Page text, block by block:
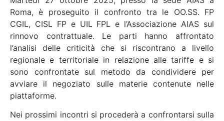
Roma, è proseguito il confronto tra le OO.SS. FP
CGIL, CISL FP e UIL FPL e l’Associazione AIAS sul
rinnovo contrattuale. Le parti hanno affrontato
l’analisi delle criticità che si riscontrano a livello
regionale e territoriale in relazione alle tariffe e si
sono confrontate sul metodo da condividere per
avviare il negoziato sulle materie contenute nelle
piattaforme.
Nei prossimi incontri si procederà a confrontarsi sulla